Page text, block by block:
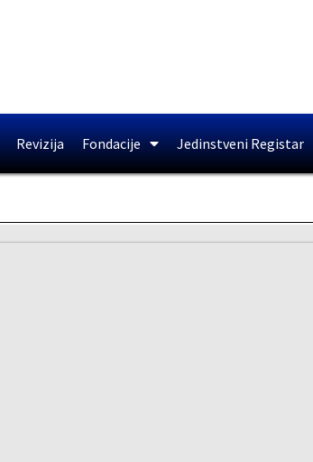
Revizija Fondacije Jedinstveni Registar